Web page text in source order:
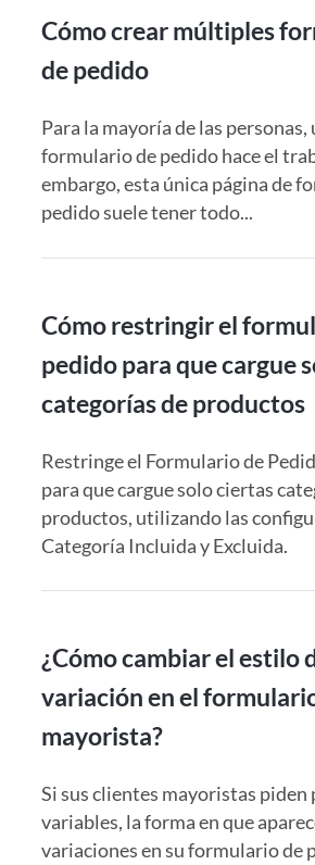
Cómo crear múltiples
de pedido
Para la mayoría de las personas,
formulario de pedido hace el
embargo, esta única página de
pedido suele tener todo...
Cómo restringir el
pedido para que cargue
categorías de productos
Restringe el Formulario de
para que cargue solo ciertas
productos, utilizando las
Categoría Incluida y Excluida.
¿Cómo cambiar el estilo
variación en el
mayorista?
Si sus clientes mayoristas piden
variables, la forma en que
variaciones en su formulario de